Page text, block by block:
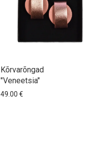
Kõrvarõngad
"Veneetsia"
49.00 €